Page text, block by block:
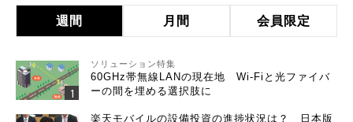
週間 月間 会員限定
ソリューション特集
60GHz帯無線LANの現在地 Wi-Fiと光ファイバ
ーの間を埋める選択肢に
楽天モバイルの設備投資の進捗状況は？ 日本版